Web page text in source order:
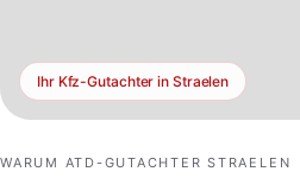
Ihr Kfz-Gutachter in Straelen
WARUM ATD-GUTACHTER STRAELEN